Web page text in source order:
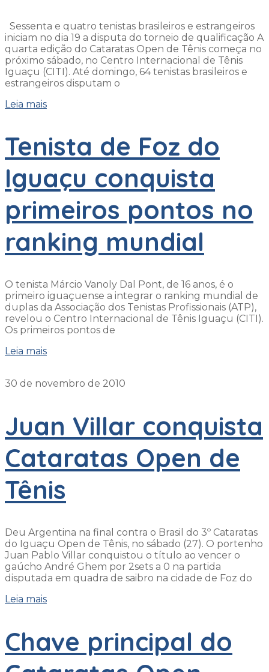
Sessenta e quatro tenistas brasileiros e estrangeiros
iniciam no dia 19 a disputa do torneio de qualificação A
quarta edição do Cataratas Open de Tênis começa no
próximo sábado, no Centro Internacional de Tênis
Iguaçu (CITI). Até domingo, 64 tenistas brasileiros e
estrangeiros disputam o
Leia mais
Tenista de Foz do
Iguaçu conquista
primeiros pontos no
ranking mundial
O tenista Márcio Vanoly Dal Pont, de 16 anos, é o
primeiro iguaçuense a integrar o ranking mundial de
duplas da Associação dos Tenistas Profissionais (ATP),
revelou o Centro Internacional de Tênis Iguaçu (CITI).
Os primeiros pontos de
Leia mais
30 de novembro de 2010
Juan Villar conquista
Cataratas Open de
Tênis
Deu Argentina na final contra o Brasil do 3º Cataratas
do Iguaçu Open de Tênis, no sábado (27). O portenho
Juan Pablo Villar conquistou o título ao vencer o
gaúcho André Ghem por 2sets a 0 na partida
disputada em quadra de saibro na cidade de Foz do
Leia mais
Chave principal do